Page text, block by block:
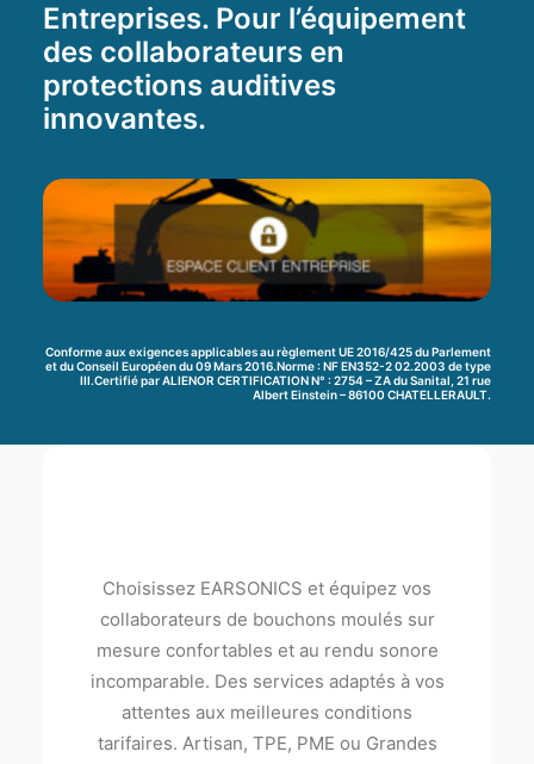
Entreprises. Pour l’équipement
des collaborateurs en
protections auditives
innovantes.
Conforme aux exigences applicables au règlement UE 2016/425 du Parlement
et du Conseil Européen du 09 Mars 2016.Norme : NF EN352-2 02.2003 de type
III.Certifié par ALIENOR CERTIFICATION N° : 2754 – ZA du Sanital, 21 rue
Albert Einstein – 86100 CHATELLERAULT.
Choisissez EARSONICS et équipez vos
collaborateurs de bouchons moulés sur
mesure confortables et au rendu sonore
incomparable. Des services adaptés à vos
attentes aux meilleures conditions
tarifaires. Artisan, TPE, PME ou Grandes